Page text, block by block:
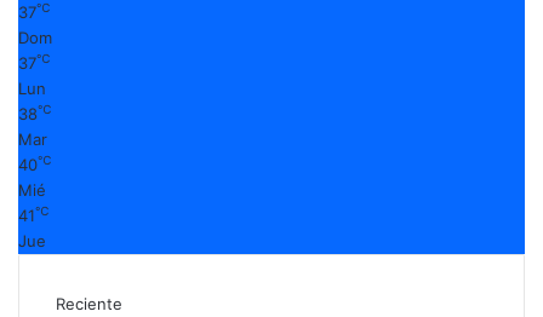
37℃
Dom
37℃
Lun
38℃
Mar
40℃
Mié
41℃
Jue
Reciente